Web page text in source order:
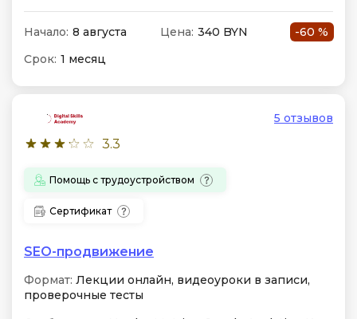
Начало: 8 августа Цена: 340 BYN
-60 %
Срок: 1 месяц
3.3
5 отзывов
Помощь с трудоустройством
Сертификат
SEO-продвижение
Формат: Лекции онлайн, видеоуроки в записи,
проверочные тесты